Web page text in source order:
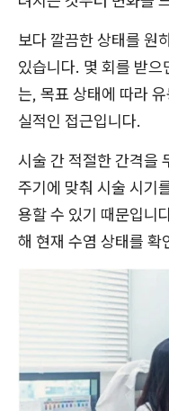
보다 깔끔한 상태를 원
있습니다. 몇 회를 받
는, 목표 상태에 따라
실적인 접근입니다.
시술 간 적절한 간격을
주기에 맞춰 시술 시기
용할 수 있기 때문입니
해 현재 수염 상태를 확